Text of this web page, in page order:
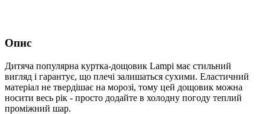
Опис
Дитяча популярна куртка-дощовик Lampi має стильний
вигляд і гарантує, що плечі залишаться сухими. Еластичний
матеріал не твердішає на морозі, тому цей дощовик можна
носити весь рік - просто додайте в холодну погоду теплий
проміжний шар.